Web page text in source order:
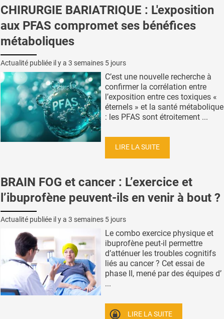
CHIRURGIE BARIATRIQUE : L'exposition
aux PFAS compromet ses bénéfices
métaboliques
Actualité publiée il y a 3 semaines 5 jours
C’est une nouvelle recherche à
confirmer la corrélation entre
l’exposition entre ces toxiques «
éternels » et la santé métabolique
: les PFAS sont étroitement ...
LIRE LA SUITE
BRAIN FOG et cancer : L’exercice et
l’ibuprofène peuvent-ils en venir à bout ?
Actualité publiée il y a 3 semaines 5 jours
Le combo exercice physique et
ibuprofène peut-il permettre
d’atténuer les troubles cognitifs
liés au cancer ? Cet essai de
phase II, mené par des équipes d’
...
LIRE LA SUITE